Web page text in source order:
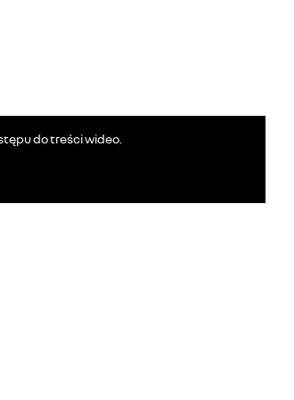
do treści wideo.